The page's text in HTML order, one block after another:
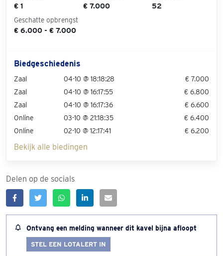
€ 1 € 7.000 52
Geschatte opbrengst
€ 6.000 - € 7.000
Biedgeschiedenis
Zaal 04-10 @ 18:18:28
€ 7.000
Zaal
04-10 @ 16:17:55
€ 6.800
Zaal
04-10 @ 16:17:36
€ 6.600
Online
03-10 @ 21:18:35
€ 6.400
Online
02-10 @ 12:17:41 € 6.200
Bekijk alle biedingen
Delen op de socials
Ontvang een melding wanneer dit kavel bijna afloopt
STEL EEN LOTALERT IN